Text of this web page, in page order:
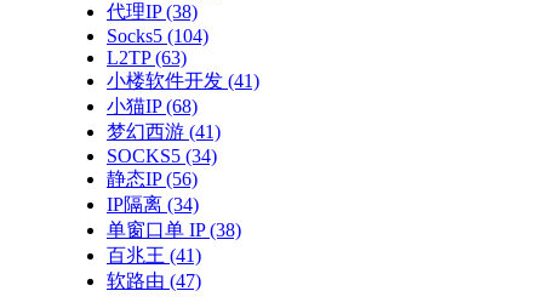
代理IP(38)
Socks5 (104)
L2TP(63)
小楼软件开发 (41)
小猫IP(68)
梦幻西游 (41)
SOCKS5 (34)
静态IP(56)
IP隔离 (34)
单窗口单 IP(38)
百兆王 (41)
软路由 (47)